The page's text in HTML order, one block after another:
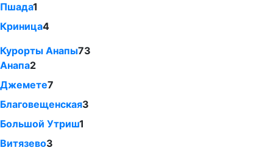
Пшада1
Криница4
Курорты Анапы73
Анапа2
Джемете7
Благовещенская3
Большой Утриш1
Витязево3